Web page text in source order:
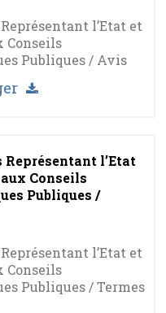
l’Etat et
Conseils
Publiques / Avis
l’Etat
Conseils
Publiques /
l’Etat et
Conseils
Publiques / Termes